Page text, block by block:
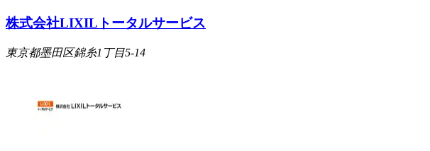
株式会社LIXILトータルサービス
東京都墨田区錦糸1丁目5-14